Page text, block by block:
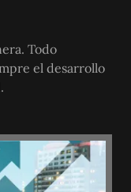
Todo
el desarrollo